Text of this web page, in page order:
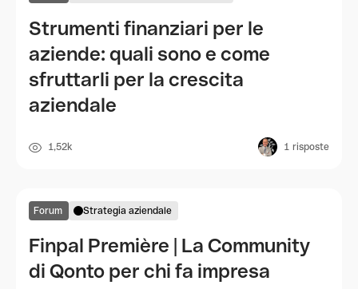
Strumenti finanziari per le
aziende: quali sono e come
sfruttarli per la crescita
aziendale
1,52k 1 risposte
Forum Strategia aziendale
Finpal Première | La Community
di Qonto per chi fa impresa